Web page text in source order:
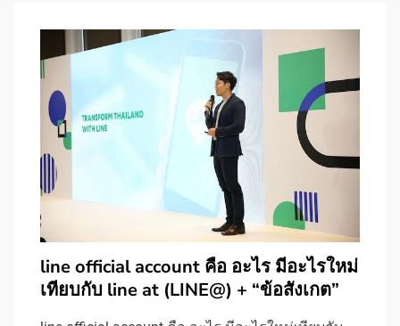
line official account คือ อะไร มีอะไรใหม่
เทียบกับ line at (LINE@) + “ข้อสังเกต”